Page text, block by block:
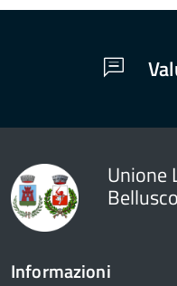
Unione
Informazioni